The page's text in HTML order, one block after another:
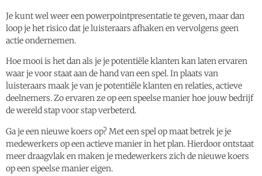
Je kunt wel weer een powerpointpresentatie te geven, maar dan
loop je het risico dat je luisteraars afhaken en vervolgens geen
actie ondernemen.
Hoe mooi is het dan als je je potentiële klanten kan laten ervaren
waar je voor staat aan de hand van een spel. In plaats van
luisteraars maak je van je potentiële klanten en relaties, actieve
deelnemers. Zo ervaren ze op een speelse manier hoe jouw bedrijf
de wereld stap voor stap verbeterd.
Ga je een nieuwe koers op? Met een spel op maat betrek je je
medewerkers op een actieve manier in het plan. Hierdoor ontstaat
meer draagvlak en maken je medewerkers zich de nieuwe koers
op een speelse manier eigen.